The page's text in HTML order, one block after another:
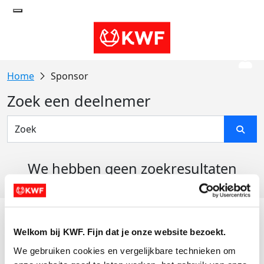
Welkom bij KWF. Fijn dat je onze website bezoekt.
We gebruiken cookies en vergelijkbare technieken om
Sponsor
Zoek een deelnemer
We hebben geen zoekresultaten
Actiematerialen
Evenementen